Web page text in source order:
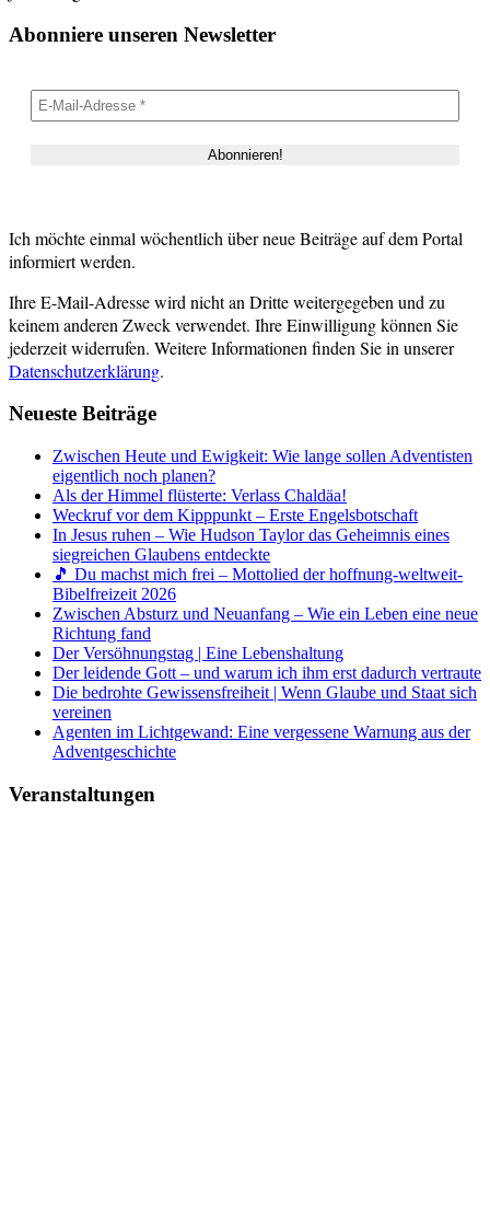
Abonniere unseren Newsletter
Ich möchte einmal wöchentlich über neue Beiträge auf dem Portal
informiert werden.
Ihre E-Mail-Adresse wird nicht an Dritte weitergegeben und zu
keinem anderen Zweck verwendet. Ihre Einwilligung können Sie
jederzeit widerrufen. Weitere Informationen finden Sie in unserer
Datenschutzerklärung.
Neueste Beiträge
Zwischen Heute und Ewigkeit: Wie lange sollen Adventisten
eigentlich noch planen?
Als der Himmel flüsterte: Verlass Chaldäa!
Weckruf vor dem Kipppunkt – Erste Engelsbotschaft
In Jesus ruhen – Wie Hudson Taylor das Geheimnis eines
siegreichen Glaubens entdeckte
🎵 Du machst mich frei – Mottolied der hoffnung-weltweit-
Bibelfreizeit 2026
Zwischen Absturz und Neuanfang – Wie ein Leben eine neue
Richtung fand
Der Versöhnungstag | Eine Lebenshaltung
Der leidende Gott – und warum ich ihm erst dadurch vertraute
Die bedrohte Gewissensfreiheit | Wenn Glaube und Staat sich
vereinen
Agenten im Lichtgewand: Eine vergessene Warnung aus der
Adventgeschichte
Veranstaltungen